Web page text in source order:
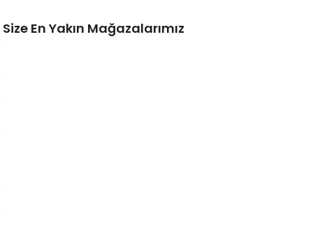
Size En Yakın Mağazalarımız